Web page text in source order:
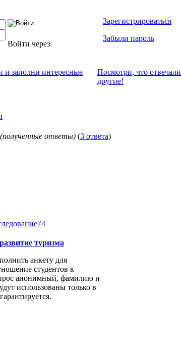
Войти через:
Зарегистрироваться
Забыли пароль
и заполни интересные
Посмотри, что отвeчали
другие!
(полученные ответы) (3 ответа)
туризма
анкету для
студентов к
анонимный, фамилию и
использованы только в